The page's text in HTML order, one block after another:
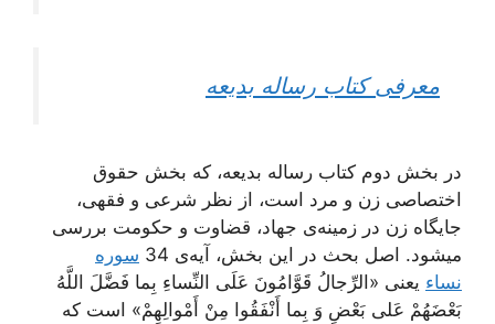
معرفی کتاب رساله بدیعه
در بخش دوم کتاب رساله بدیعه، که بخش حقوق
اختصاصی زن و مرد است، از نظر شرعی و فقهی،
جایگاه زن در زمینه‌ی جهاد، قضاوت و حكومت‌ بررسی
میشود. اصل بحث در این بخش، آیه‌ی 34
سوره
نساءیعنی «الرِّجالُ قَوَّامُونَ عَلَى النِّساءِ بِما فَضَّلَ اللَّهُ
بَعْضَهُمْ عَلى‌ بَعْضٍ وَ بِما أَنْفَقُوا مِنْ أَمْوالِهِمْ‌» است که